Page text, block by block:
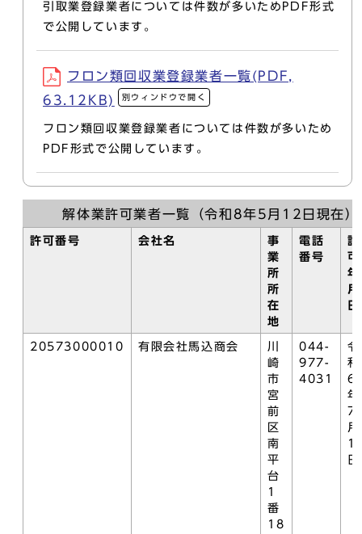
引取業登録業者については件数が多いためPDF形式
で公開しています。
フロン類回収業登録業者一覧(PDF,
63.12KB)
別ウィンドウで開く
フロン類回収業登録業者については件数が多いため
PDF形式で公開しています。
解体業許可業者一覧（令和8年5月12日現在）
許可番号 会社名
事
業
所
所
在
地
電話
番号
許
可
年
月
日
20573000010 有限会社馬込商会
川
崎
市
宮
前
区
南
平
台
1
番
18
044-
977-
4031
令
和
6
年
7
月
1
日